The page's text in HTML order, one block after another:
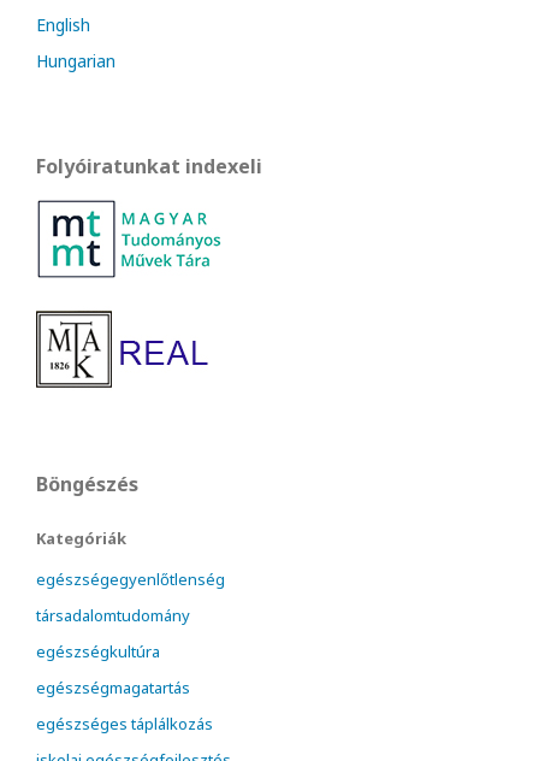
English
Hungarian
Folyóiratunkat indexeli
Böngészés
Kategóriák
egészségegyenlőtlenség
társadalomtudomány
egészségkultúra
egészségmagatartás
egészséges táplálkozás